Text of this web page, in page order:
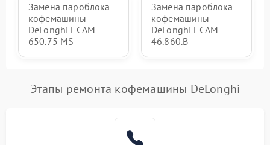
Замена пароблока
кофемашины
DeLonghi ECAM
650.75 MS
Замена пароблока
кофемашины
DeLonghi ECAM
46.860.B
Этапы ремонта кофемашины DeLonghi